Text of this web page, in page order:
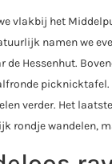
vlakbij het
namen we
de Hessenhut.
picknicktafel.
verder. Het
rondje wandelen,